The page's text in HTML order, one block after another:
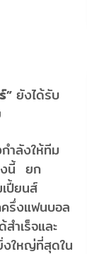
” ยังได้รับ
ำลังให้ทีม
งนี้ ยก
ปี้ยนส์
รึ่งแฟนบอล
ำเร็จและ
งใหญ่ที่สุดใน